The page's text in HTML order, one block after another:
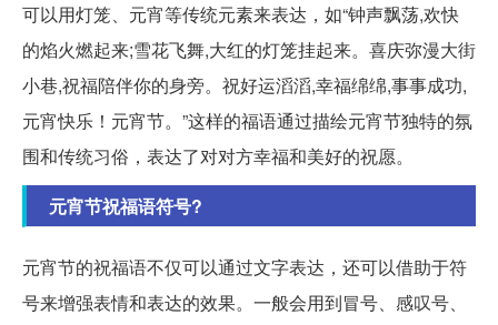
可以用灯笼、元宵等传统元素来表达，如“钟声飘荡,欢快
的焰火燃起来;雪花飞舞,大红的灯笼挂起来。喜庆弥漫大街
小巷,祝福陪伴你的身旁。祝好运滔滔,幸福绵绵,事事成功,
元宵快乐！元宵节。”这样的福语通过描绘元宵节独特的氛
围和传统习俗，表达了对对方幸福和美好的祝愿。
元宵节祝福语符号?
元宵节的祝福语不仅可以通过文字表达，还可以借助于符
号来增强表情和表达的效果。一般会用到冒号、感叹号、